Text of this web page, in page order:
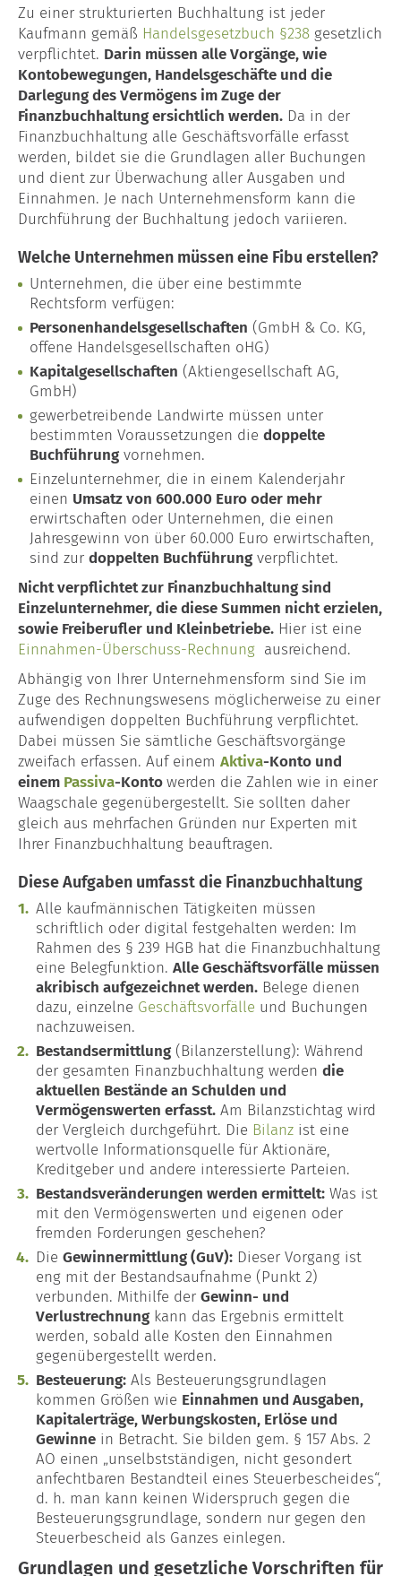
Zu einer strukturierten Buchhaltung ist jeder
Kaufmann gemäß Handelsgesetzbuch §238 gesetzlich
verpflichtet. Darin müssen alle Vorgänge, wie
Kontobewegungen, Handelsgeschäfte und die
Darlegung des Vermögens im Zuge der
Finanzbuchhaltung ersichtlich werden. Da in der
Finanzbuchhaltung alle Geschäftsvorfälle erfasst
werden, bildet sie die Grundlagen aller Buchungen
und dient zur Überwachung aller Ausgaben und
Einnahmen. Je nach Unternehmensform kann die
Durchführung der Buchhaltung jedoch variieren.
Welche Unternehmen müssen eine Fibu erstellen?
Unternehmen, die über eine bestimmte
Rechtsform verfügen:
Personenhandelsgesellschaften (GmbH & Co. KG,
offene Handelsgesellschaften oHG)
Kapitalgesellschaften (Aktiengesellschaft AG,
GmbH)
gewerbetreibende Landwirte müssen unter
bestimmten Voraussetzungen die doppelte
Buchführung vornehmen.
Einzelunternehmer, die in einem Kalenderjahr
einen Umsatz von 600.000 Euro oder mehr
erwirtschaften oder Unternehmen, die einen
Jahresgewinn von über 60.000 Euro erwirtschaften,
sind zur doppelten Buchführung verpflichtet.
Nicht verpflichtet zur Finanzbuchhaltung sind
Einzelunternehmer, die diese Summen nicht erzielen,
sowie Freiberufler und Kleinbetriebe. Hier ist eine
Einnahmen-Überschuss-Rechnung ausreichend.
Abhängig von Ihrer Unternehmensform sind Sie im
Zuge des Rechnungswesens möglicherweise zu einer
aufwendigen doppelten Buchführung verpflichtet.
Dabei müssen Sie sämtliche Geschäftsvorgänge
zweifach erfassen. Auf einem Aktiva-Konto und
einem Passiva-Kontowerden die Zahlen wie in einer
Waagschale gegenübergestellt. Sie sollten daher
gleich aus mehrfachen Gründen nur Experten mit
Ihrer Finanzbuchhaltung beauftragen.
Diese Aufgaben umfasst die Finanzbuchhaltung
Alle kaufmännischen Tätigkeiten müssen
schriftlich oder digital festgehalten werden: Im
Rahmen des § 239 HGB hat die Finanzbuchhaltung
eine Belegfunktion. Alle Geschäftsvorfälle müssen
akribisch aufgezeichnet werden. Belege dienen
dazu, einzelne Geschäftsvorfälle und Buchungen
nachzuweisen.
Bestandsermittlung (Bilanzerstellung): Während
der gesamten Finanzbuchhaltung werden die
aktuellen Bestände an Schulden und
Vermögenswerten erfasst. Am Bilanzstichtag wird
der Vergleich durchgeführt. Die Bilanz ist eine
wertvolle Informationsquelle für Aktionäre,
Kreditgeber und andere interessierte Parteien.
Bestandsveränderungen werden ermittelt: Was ist
mit den Vermögenswerten und eigenen oder
fremden Forderungen geschehen?
Die Gewinnermittlung (GuV): Dieser Vorgang ist
eng mit der Bestandsaufnahme (Punkt 2)
verbunden. Mithilfe der Gewinn- und
Verlustrechnung kann das Ergebnis ermittelt
werden, sobald alle Kosten den Einnahmen
gegenübergestellt werden.
Besteuerung: Als Besteuerungsgrundlagen
kommen Größen wie Einnahmen und Ausgaben,
Kapitalerträge, Werbungskosten, Erlöse und
Gewinne in Betracht. Sie bilden gem. § 157 Abs. 2
AO einen „unselbstständigen, nicht gesondert
anfechtbaren Bestandteil eines Steuerbescheides“,
d. h. man kann keinen Widerspruch gegen die
Besteuerungsgrundlage, sondern nur gegen den
Steuerbescheid als Ganzes einlegen.
Grundlagen und gesetzliche Vorschriften für